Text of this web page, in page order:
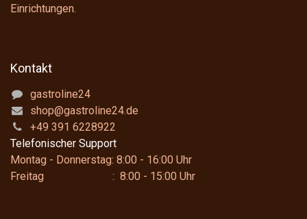
Einrichtungen.
Kontakt
gastroline24
shop@gastroline24.de
+49 391 6228922
Telefonischer Support
Montag - Donnerstag: 8:00 - 16:00 Uhr
Freitag : 8:00 - 15:00 Uhr